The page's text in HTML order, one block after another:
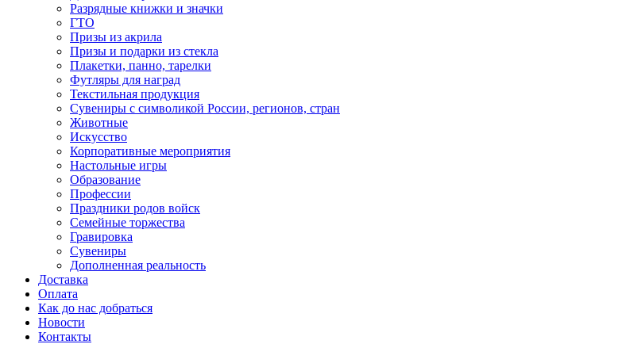
Разрядные книжки и значки
ГТО
Призы из акрила
Призы и подарки из стекла
Плакетки, панно, тарелки
Футляры для наград
Текстильная продукция
Сувениры с символикой России, регионов, стран
Животные
Искусство
Корпоративные мероприятия
Настольные игры
Образование
Профессии
Праздники родов войск
Семейные торжества
Гравировка
Сувениры
Дополненная реальность
Доставка
Оплата
Как до нас добраться
Новости
Контакты